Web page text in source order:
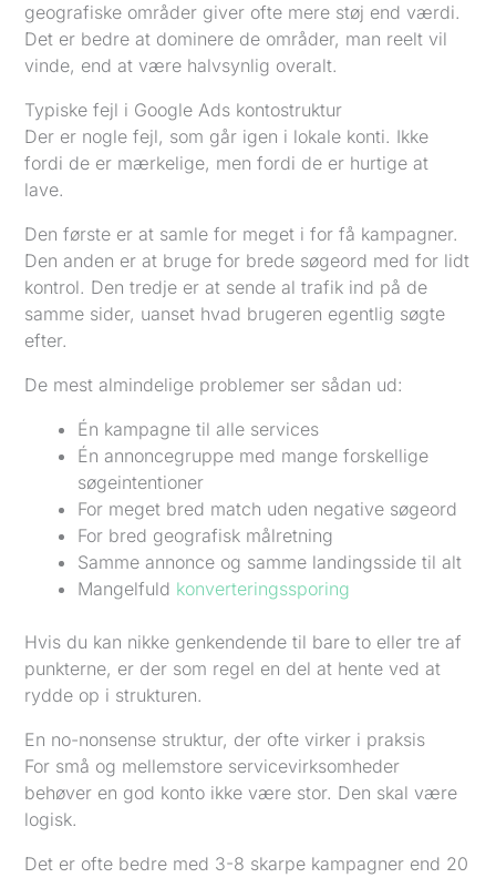
geografiske områder giver ofte mere støj end værdi.
Det er bedre at dominere de områder, man reelt vil
vinde, end at være halvsynlig overalt.
Typiske fejl i Google Ads kontostruktur
Der er nogle fejl, som går igen i lokale konti. Ikke
fordi de er mærkelige, men fordi de er hurtige at
lave.
Den første er at samle for meget i for få kampagner.
Den anden er at bruge for brede søgeord med for lidt
kontrol. Den tredje er at sende al trafik ind på de
samme sider, uanset hvad brugeren egentlig søgte
efter.
De mest almindelige problemer ser sådan ud:
Én kampagne til alle services
Én annoncegruppe med mange forskellige
søgeintentioner
For meget bred match uden negative søgeord
For bred geografisk målretning
Samme annonce og samme landingsside til alt
Mangelfuld konverteringssporing
Hvis du kan nikke genkendende til bare to eller tre af
punkterne, er der som regel en del at hente ved at
rydde op i strukturen.
En no-nonsense struktur, der ofte virker i praksis
For små og mellemstore servicevirksomheder
behøver en god konto ikke være stor. Den skal være
logisk.
Det er ofte bedre med 3-8 skarpe kampagner end 20